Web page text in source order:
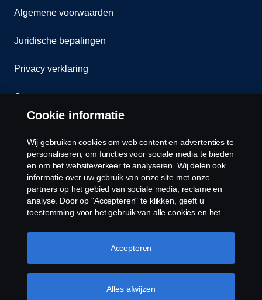
Algemene voorwaarden
Juridische bepalingen
Privacy verklaring
Contact
Cookiebeleid
Cookies
Voorbehouden. Scania Nederland B.V. Postbus
Cookie informatie
Wij gebruiken cookies om web content en advertenties te
personaliseren, om functies voor sociale media te bieden
en om het websiteverkeer te analyseren. Wij delen ook
informatie over uw gebruik van onze site met onze
partners op het gebied van sociale media, reclame en
analyse. Door op "Accepteren" te klikken, geeft u
toestemming voor het gebruik van alle cookies en het
door op "Cookie Instellingen" te klikken en de
categorieën te selecteren die u wilt accepteren. Voor een
Meer informatie over uw privacy
Alles afwijzen
Accepteren